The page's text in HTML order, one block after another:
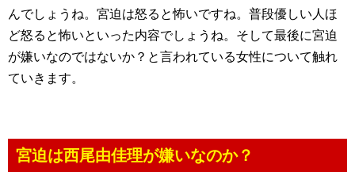
んでしょうね。宮迫は怒ると怖いですね。普段優しい人ほ
ど怒ると怖いといった内容でしょうね。そして最後に宮迫
が嫌いなのではないか？と言われている女性について触れ
ていきます。
宮迫は西尾由佳理が嫌いなのか？